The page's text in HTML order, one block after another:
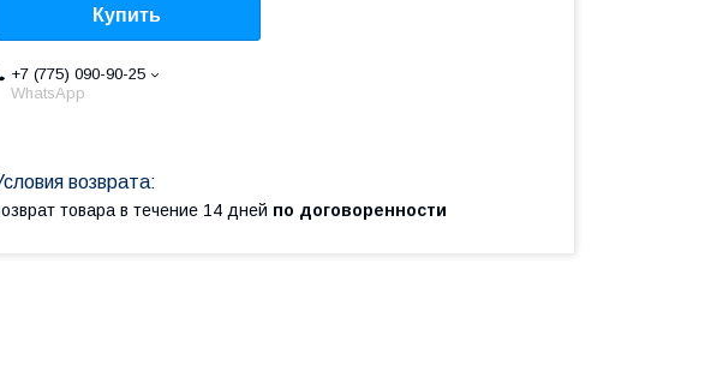
Купить
+7 (775) 090-90-25
WhatsApp
товара в течение 14 дней по договоренности